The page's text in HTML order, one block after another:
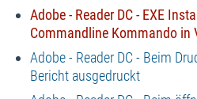
Adobe - Reader DC - EXE
Commandline Kommando in
Adobe - Reader DC - Beim
Bericht ausgedruckt